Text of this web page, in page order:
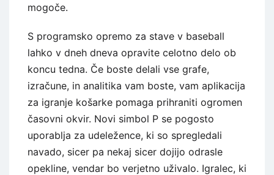
mogoče.
S programsko opremo za stave v baseball
lahko v dneh dneva opravite celotno delo ob
koncu tedna. Če boste delali vse grafe,
izračune, in analitika vam boste, vam aplikacija
za igranje košarke pomaga prihraniti ogromen
časovni okvir. Novi simbol P se pogosto
uporablja za udeležence, ki so spregledali
navado, sicer pa nekaj sicer dojijo odrasle
opekline, vendar bo verjetno uživalo. Igralec, ki